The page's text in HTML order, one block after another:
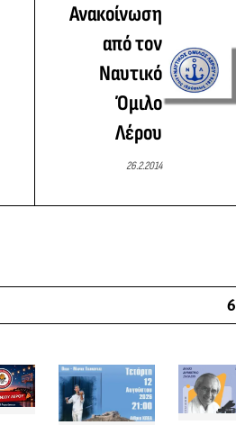
Ανακοίνωση
από τον
Ναυτικό
Όμιλο
Λέρου
26.2.2014
6